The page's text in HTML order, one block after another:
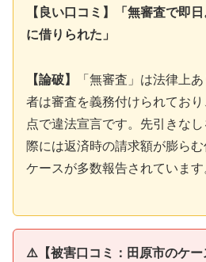
【良い口コミ】「無審査で即
に借りられた」
【論破】
「無審査」は法律上
者は審査を義務付けられてお
点で違法宣言です。先引きな
際には返済時の請求額が膨ら
ケースが多数報告されています
⚠️【被害口コミ：田原市のケー